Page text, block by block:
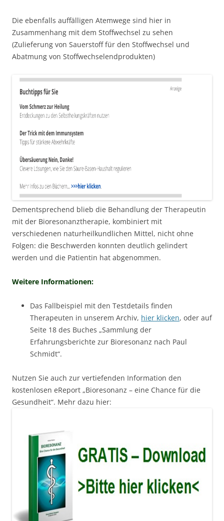
Die ebenfalls auffälligen Atemwege sind hier in
Zusammenhang mit dem Stoffwechsel zu sehen
(Zulieferung von Sauerstoff für den Stoffwechsel und
Abatmung von Stoffwechselendprodukten)
Dementsprechend blieb die Behandlung der Therapeutin
mit der Bioresonanztherapie, kombiniert mit
verschiedenen naturheilkundlichen Mittel, nicht ohne
Folgen: die Beschwerden konnten deutlich gelindert
werden und die Patientin hat abgenommen.
Weitere Informationen:
Das Fallbeispiel mit den Testdetails finden
Therapeuten in unserem Archiv, hier klicken, oder auf
Seite 18 des Buches „Sammlung der
Erfahrungsberichte zur Bioresonanz nach Paul
Schmidt“.
Nutzen Sie auch zur vertiefenden Information den
kostenlosen eReport „Bioresonanz – eine Chance für die
Gesundheit“. Mehr dazu hier: